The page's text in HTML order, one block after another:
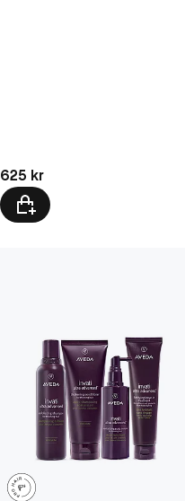
Pris: 625 kr
625 kr